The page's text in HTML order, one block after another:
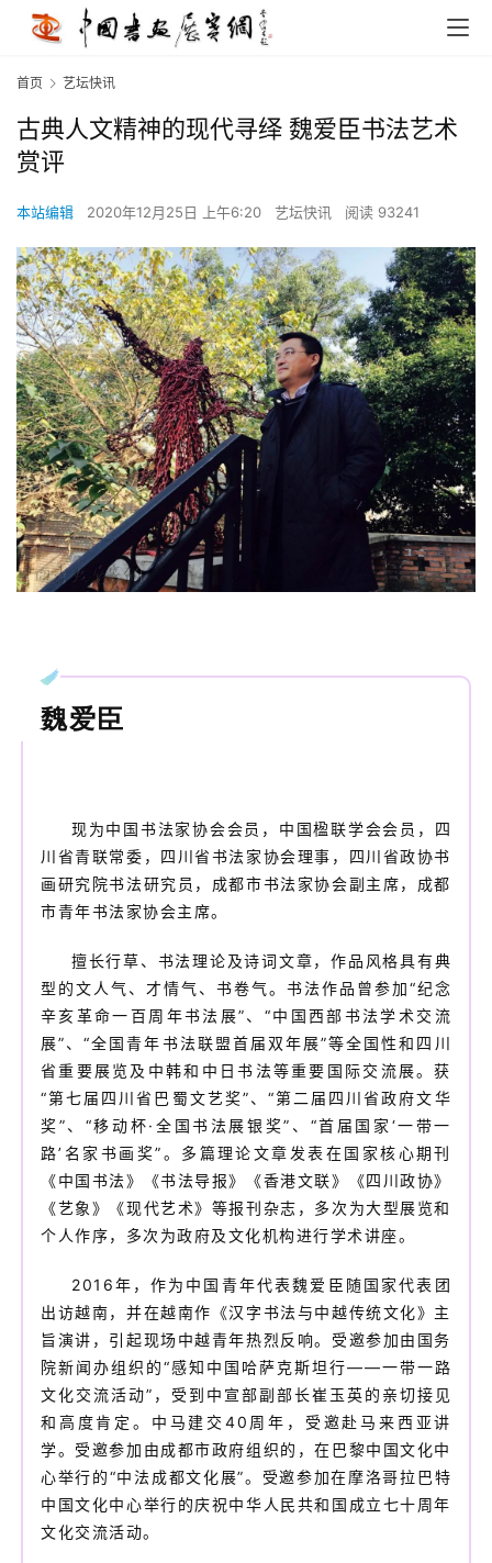
首页 艺坛快讯
古典人文精神的现代寻绎 魏爱臣书法艺术
赏评
本站编辑 2020年12月25日 上午6:20 艺坛快讯 阅读 93241
魏爱臣
现为中国书法家协会会员，中国楹联学会会员，四
川省青联常委，四川省书法家协会理事，四川省政协书
画研究院书法研究员，成都市书法家协会副主席，成都
市青年书法家协会主席。
擅长行草、书法理论及诗词文章，作品风格具有典
型的文人气、才情气、书卷气。书法作品曾参加“纪念
辛亥革命一百周年书法展”、“中国西部书法学术交流
展”、“全国青年书法联盟首届双年展”等全国性和四川
省重要展览及中韩和中日书法等重要国际交流展。获
“第七届四川省巴蜀文艺奖”、“第二届四川省政府文华
奖”、“移动杯·全国书法展银奖”、“首届国家‘一带一
路’名家书画奖”。多篇理论文章发表在国家核心期刊
《中国书法》《书法导报》《香港文联》《四川政协》
《艺象》《现代艺术》等报刊杂志，多次为大型展览和
个人作序，多次为政府及文化机构进行学术讲座。
2016年，作为中国青年代表魏爱臣随国家代表团
出访越南，并在越南作《汉字书法与中越传统文化》主
旨演讲，引起现场中越青年热烈反响。受邀参加由国务
院新闻办组织的“感知中国哈萨克斯坦行——一带一路
文化交流活动”，受到中宣部副部长崔玉英的亲切接见
和高度肯定。中马建交40周年，受邀赴马来西亚讲
学。受邀参加由成都市政府组织的，在巴黎中国文化中
心举行的“中法成都文化展”。受邀参加在摩洛哥拉巴特
中国文化中心举行的庆祝中华人民共和国成立七十周年
文化交流活动。